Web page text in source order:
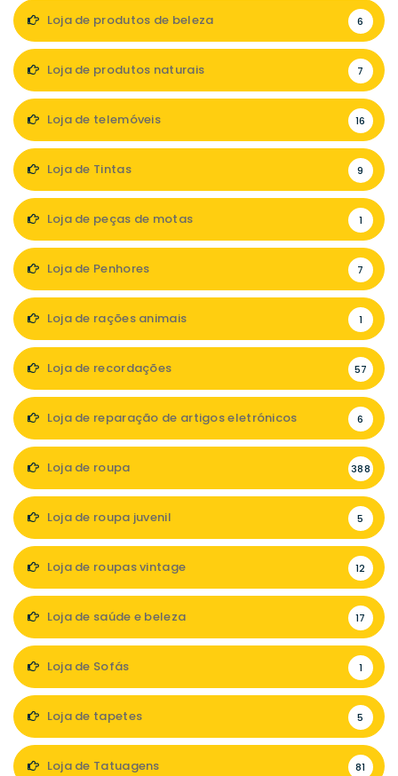
Loja de produtos de beleza 6
Loja de produtos naturais 7
Loja de telemóveis 16
Loja de Tintas 9
Loja de peças de motas 1
Loja de Penhores 7
Loja de rações animais 1
Loja de recordações 57
Loja de reparação de artigos eletrónicos 6
Loja de roupa 388
Loja de roupa juvenil 5
Loja de roupas vintage 12
Loja de saúde e beleza 17
Loja de Sofás 1
Loja de tapetes 5
Loja de Tatuagens 81